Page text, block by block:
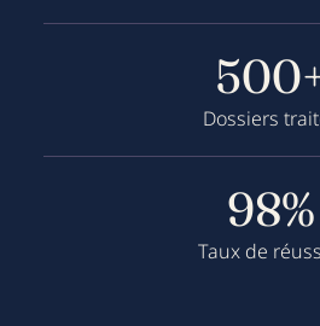
Dossiers
98%
Taux de